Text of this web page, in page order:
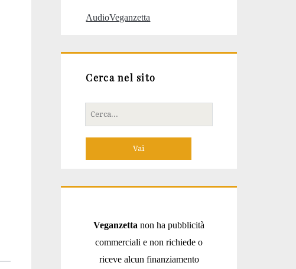
AudioVeganzetta
Cerca nel sito
Cerca
per:
Veganzetta non ha pubblicità
commerciali e non richiede o
riceve alcun finanziamento